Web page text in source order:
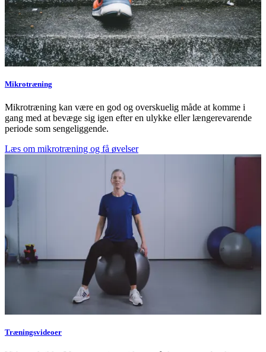
Mikrotræning
Mikrotræning kan være en god og overskuelig måde at komme i
gang med at bevæge sig igen efter en ulykke eller længerevarende
periode som sengeliggende.
Læs om mikrotræning og få øvelser
Træningsvideoer